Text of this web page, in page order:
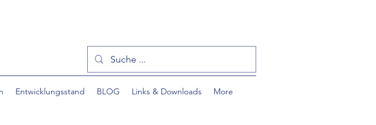
Entwicklungsstand BLOG Links & Downloads More